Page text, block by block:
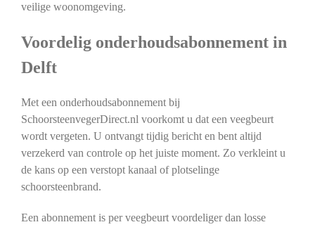
veilige woonomgeving.
Voordelig onderhoudsabonnement in
Delft
Met een onderhoudsabonnement bij
SchoorsteenvegerDirect.nl voorkomt u dat een veegbeurt
wordt vergeten. U ontvangt tijdig bericht en bent altijd
verzekerd van controle op het juiste moment. Zo verkleint u
de kans op een verstopt kanaal of plotselinge
schoorsteenbrand.
Een abonnement is per veegbeurt voordeliger dan losse